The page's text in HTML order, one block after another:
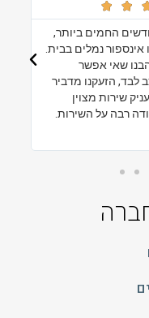
יש לנו סטודיו קטן
שם חוגים ולפעמים גם
מדי פעם מתקפת
שאנחנו מוקפים
זה כבר סיפור אחר.
שגם דאג להרגיע